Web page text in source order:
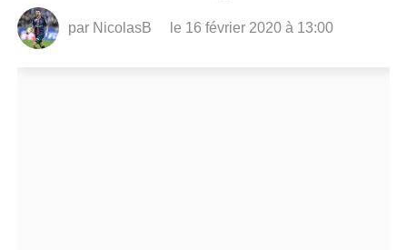
par NicolasB le 16 février 2020 à 13:00